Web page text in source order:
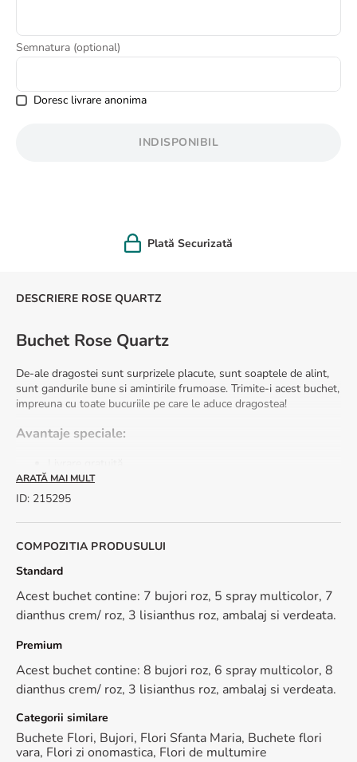
Semnatura (optional)
Doresc livrare anonima
INDISPONIBIL
Plată Securizată
DESCRIERE ROSE QUARTZ
Buchet Rose Quartz
De-ale dragostei sunt surprizele placute, sunt soaptele de alint,
sunt gandurile bune si amintirile frumoase. Trimite-i acest buchet,
impreuna cu toate bucuriile pe care le aduce dragostea!
Avantaje speciale:
Felicitare cadou
Livrare rapidă în 2-4 ore.
Sfaturi de ingrijire
taie usor tulpinile inainte de a le pune in apa
schimba apa zilnic
Dimensiune aranjament: 15-20 cm (inaltime) - 20-30 cm (latime)
Sezonalitate: buchetele cu bujori sunt disponibile in perioada
aprilie-iunie.
ARATĂ MAI MULT
ID: 215295
COMPOZITIA PRODUSULUI
Standard
Acest buchet contine: 7 bujori roz, 5 spray multicolor, 7
dianthus crem/ roz, 3 lisianthus roz, ambalaj si verdeata.
Premium
Acest buchet contine: 8 bujori roz, 6 spray multicolor, 8
dianthus crem/ roz, 3 lisianthus roz, ambalaj si verdeata.
Categorii similare
Buchete Flori, Bujori, Flori Sfanta Maria, Buchete flori
vara, Flori zi onomastica, Flori de multumire
10